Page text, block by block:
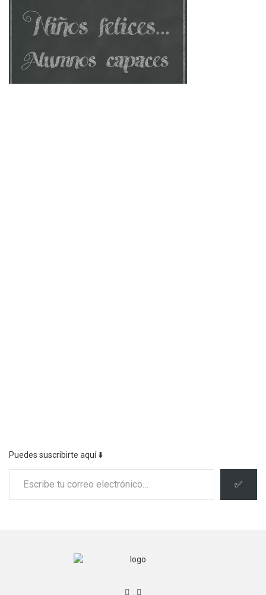
Puedes suscribirte aquí ⬇️
Escribe tu correo electrónico…
✅